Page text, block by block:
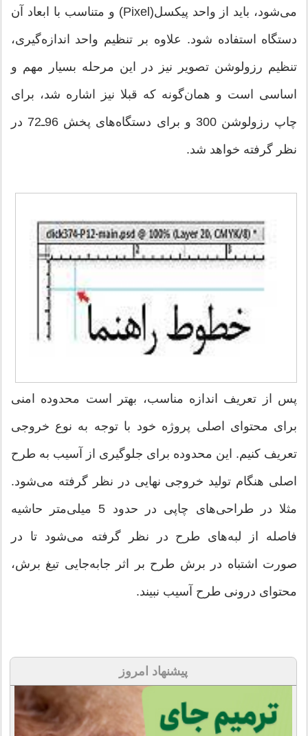
می‌شود، باید از واحد پیکسل(Pixel) و متناسب با ابعاد آن
دستگاه استفاده شود. علاوه بر تنظیم واحد اندازه‌گیری،
تنظیم رزولوشن تصویر نیز در این مرحله بسیار مهم و
اساسی است و همان‌گونه که قبلا نیز اشاره شد، برای
چاپ رزولوشن 300 و برای دستگاه‌های پخش 96ـ72 در
نظر گرفته خواهد شد.
پس از تعریف اندازه مناسب، بهتر است محدوده امنی
برای محتوای اصلی پروژه خود با توجه به نوع خروجی
تعریف كنیم. این محدوده برای جلوگیری از آسیب به طرح
اصلی هنگام تولید خروجی نهایی در نظر گرفته می‌شود.
مثلا در طراحی‌های چاپی در حدود 5 میلی‌متر حاشیه
فاصله از لبه‌های طرح در نظر گرفته می‌شود تا در
صورت اشتباه در برش طرح بر اثر جابه‌جایی تیغ برش،
محتوای درونی طرح آسیب نبیند.
پیشنهاد امروز